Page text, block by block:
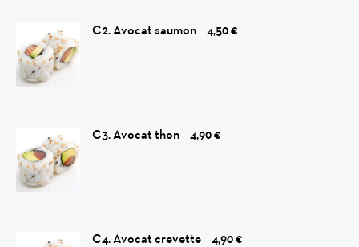
C2. Avocat saumon 4,50 €
C3. Avocat thon 4,90 €
C4. Avocat crevette 4,90 €